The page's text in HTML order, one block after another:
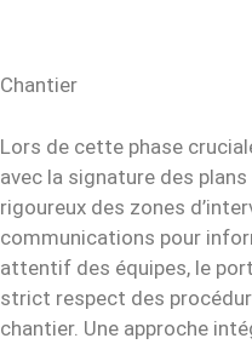
Chantier
Lors de cette phase
avec la signature des
rigoureux des zones
communications pour
attentif des équipes, le
strict respect des
chantier. Une approche